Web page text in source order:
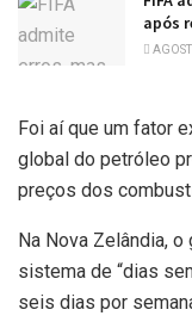
após
Foi aí que um fator
global do petróleo
preços dos
Na Nova Zelândia,
sistema de “dias
seis dias por